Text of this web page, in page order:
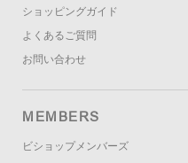
ショッピングガイド
よくあるご質問
お問い合わせ
MEMBERS
ビショップメンバーズ